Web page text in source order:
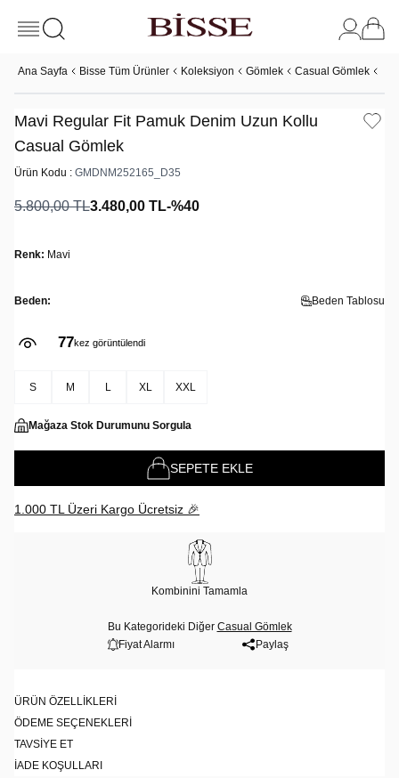
Ana Sayfa Bisse Tüm Ürünler Koleksiyon Gömlek Casual Gömlek
Mavi Regular Fit Pamuk Denim Uzun Kollu
Casual Gömlek
Ürün Kodu : GMDNM252165_D35
5.800,00TL3.480,00 TL-%40
Renk: Mavi
Beden: Beden Tablosu
77kez görüntülendi
S M L XL XXL
Mağaza Stok Durumunu Sorgula
SEPETE EKLE
1.000 TL Üzeri Kargo Ücretsiz 🎉
Kombinini Tamamla
Bu Kategorideki Diğer Casual Gömlek
Fiyat Alarmı
Paylaş
ÜRÜN ÖZELLIKLERI
ÖDEME SEÇENEKLERI
TAVSIYE ET
İADE KOŞULLARI